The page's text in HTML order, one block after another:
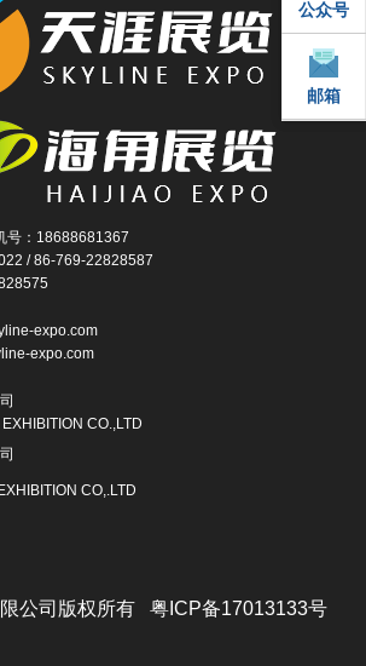
QQ
邮箱
公众号
邮箱
号：18688681367
/ 86-769-22828587
expo.com
expo.com
CO.,LTD
CO,.LTD
公司版权所有 粤ICP备17013133号